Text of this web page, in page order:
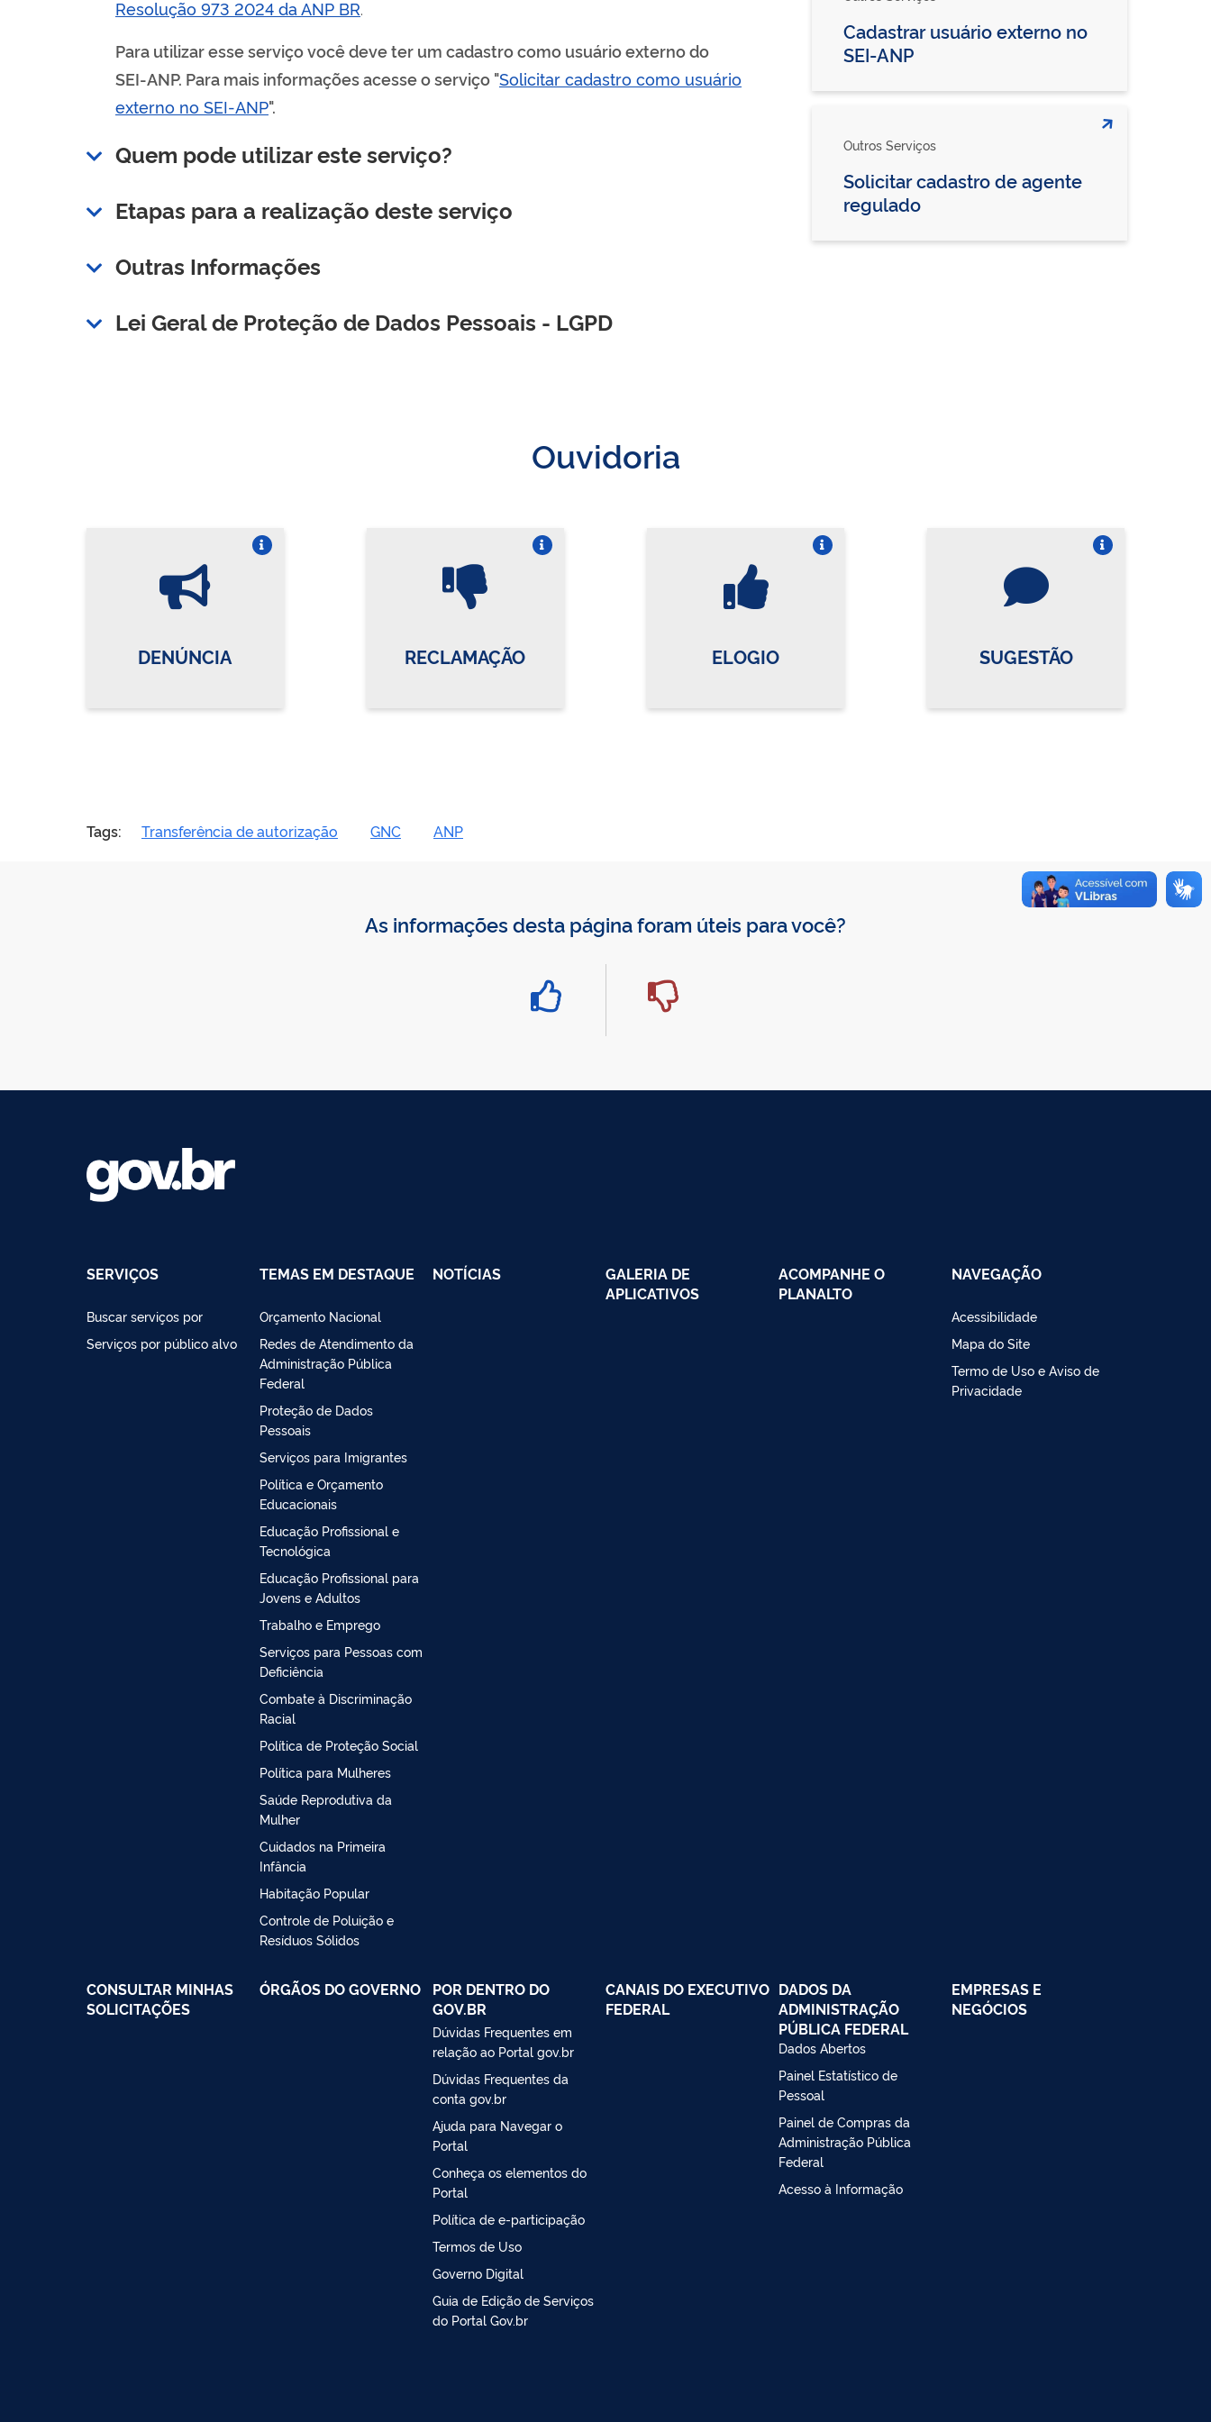
Resolução 973 2024 da ANP BR.
Para utilizar esse serviço você deve ter um cadastro como usuário externo do
SEI-ANP. Para mais informações acesse o serviço "Solicitar cadastro como usuário
externo no SEI-ANP".
Quem pode utilizar este serviço?
Etapas para a realização deste serviço
Outras Informações
Lei Geral de Proteção de Dados Pessoais - LGPD
Cadastrar usuário externo no
SEI-ANP
Outros Serviços
Solicitar cadastro de agente
regulado
Ouvidoria
DENÚNCIA RECLAMAÇÃO ELOGIO SUGESTÃO
Tags: Transferência de autorização GNC ANP
As informações desta página foram úteis para você?
SERVIÇOS
Buscar serviços por
Serviços por público alvo
TEMAS EM DESTAQUE
Orçamento Nacional
Redes de Atendimento da
Administração Pública
Federal
Proteção de Dados
Pessoais
Serviços para Imigrantes
Política e Orçamento
Educacionais
Educação Profissional e
Tecnológica
Educação Profissional para
Jovens e Adultos
Trabalho e Emprego
Serviços para Pessoas com
Deficiência
Combate à Discriminação
Racial
Política de Proteção Social
Política para Mulheres
Saúde Reprodutiva da
Mulher
Cuidados na Primeira
Infância
Habitação Popular
Controle de Poluição e
Resíduos Sólidos
NOTÍCIAS
GALERIA DE
APLICATIVOS
ACOMPANHE O
PLANALTO
NAVEGAÇÃO
Acessibilidade
Mapa do Site
Termo de Uso e Aviso de
Privacidade
CONSULTAR MINHAS
SOLICITAÇÕES
ÓRGÃOS DO GOVERNO
POR DENTRO DO
GOV.BR
Dúvidas Frequentes em
relação ao Portal gov.br
Dúvidas Frequentes da
conta gov.br
Ajuda para Navegar o
Portal
Conheça os elementos do
Portal
Política de e-participação
Termos de Uso
Governo Digital
Guia de Edição de Serviços
do Portal Gov.br
CANAIS DO EXECUTIVO
FEDERAL
DADOS DA
ADMINISTRAÇÃO
PÚBLICA FEDERAL
Dados Abertos
Painel Estatístico de
Pessoal
Painel de Compras da
Administração Pública
Federal
Acesso à Informação
EMPRESAS E
NEGÓCIOS